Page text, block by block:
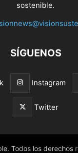
sostenible.
SÍGUENOS
Instagram
Twitter
Todos los derechos